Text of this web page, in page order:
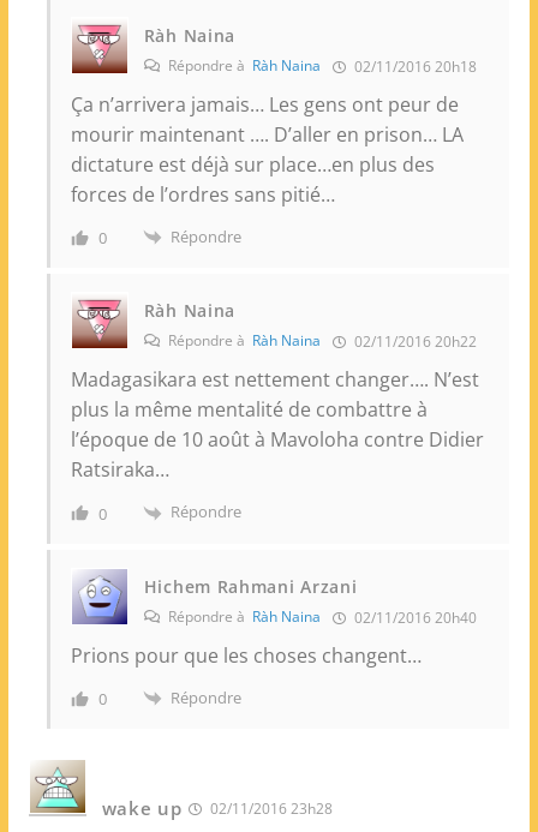
Ràh Naina
Répondre à Ràh Naina 02/11/2016 20h18
Ça n’arrivera jamais… Les gens ont peur de
mourir maintenant …. D’aller en prison… LA
dictature est déjà sur place…en plus des
forces de l’ordres sans pitié…
0 Répondre
Ràh Naina
Répondre à Ràh Naina 02/11/2016 20h22
Madagasikara est nettement changer…. N’est
plus la même mentalité de combattre à
l’époque de 10 août à Mavoloha contre Didier
Ratsiraka…
0 Répondre
Hichem Rahmani Arzani
Répondre à Ràh Naina 02/11/2016 20h40
Prions pour que les choses changent…
0 Répondre
wake up 02/11/2016 23h28